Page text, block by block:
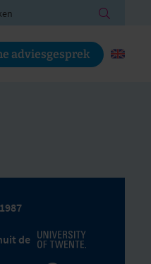
adviesgesprek
de